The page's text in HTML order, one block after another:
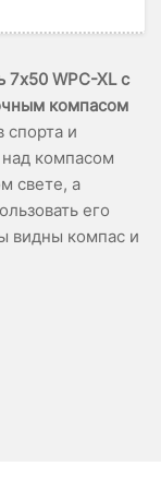
WPC-XL с
компасом
и
компасом
свете, а
его
видны компас и